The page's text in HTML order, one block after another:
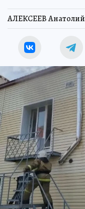
АЛЕКСЕЕВ Анатолий